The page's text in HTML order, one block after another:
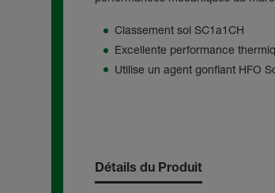
Classement sol SC1a1CH
Excellente performance
Utilise un agent gonflant HFO
Détails du Produit